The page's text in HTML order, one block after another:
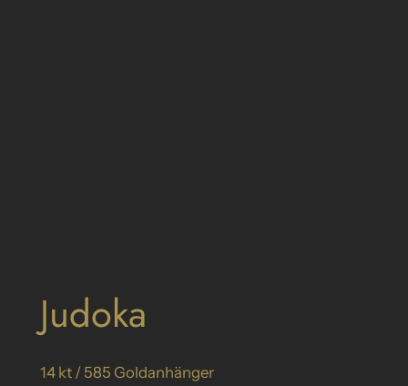
Judoka
14 kt / 585 Goldanhänger